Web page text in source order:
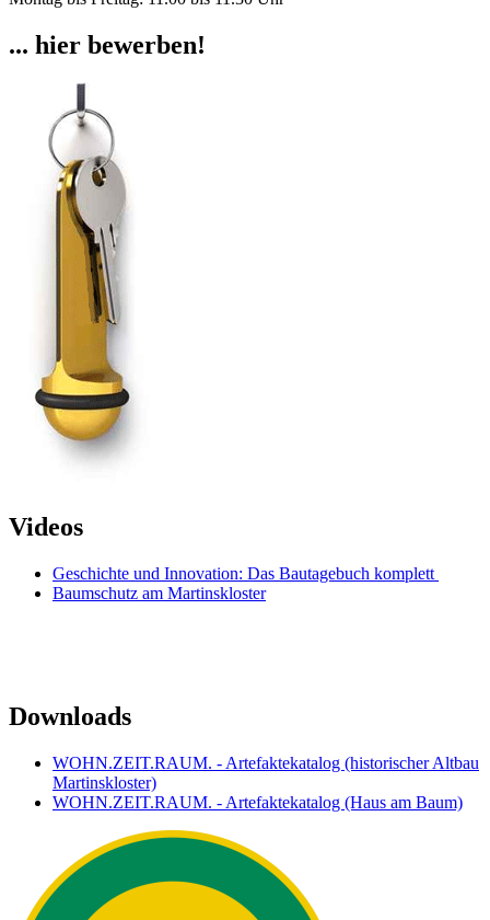
... hier bewerben!
Videos
Geschichte und Innovation: Das Bautagebuch komplett
Baumschutz am Martinskloster
Downloads
WOHN.ZEIT.RAUM. - Artefaktekatalog (historischer Altbau
Martinskloster)
WOHN.ZEIT.RAUM. - Artefaktekatalog (Haus am Baum)